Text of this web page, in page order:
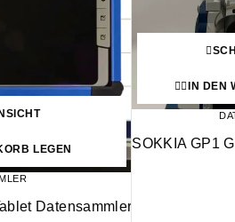
LEGEN
Datensammler
IN DEN
SOKKIA GP1